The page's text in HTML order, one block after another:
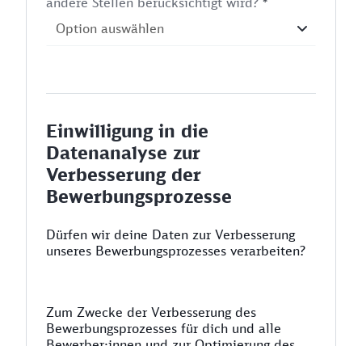
Einwilligung in die
Datenanalyse zur
Verbesserung der
Bewerbungsprozesse
Dürfen wir deine Daten zur Verbesserung
unseres Bewerbungsprozesses verarbeiten?
Zum Zwecke der Verbesserung des
Bewerbungsprozesses für dich und alle